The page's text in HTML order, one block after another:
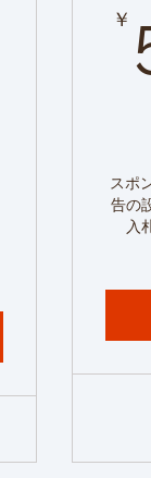
￥
スポ
告の
入